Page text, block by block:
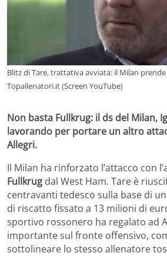
Blitz di Tare, trattativa avviata: il Milan
Topallenatori.it (Screen YouTube)
Non basta Fullkrug: il ds del Milan,
lavorando per portare un altro
Allegri.
Il Milan ha rinforzato l’attacco con
Fullkrug dal West Ham. Tare è
centravanti tedesco sulla base di
di riscatto fissato a 13 milioni di
sportivo rossonero ha regalato ad
importante sul fronte offensivo,
sottolineare lo stesso allenatore